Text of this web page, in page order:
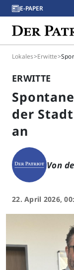
E-PAPER
Lokales>Erwitte>
ERWITTE
der
an
Von
22. April 2026,